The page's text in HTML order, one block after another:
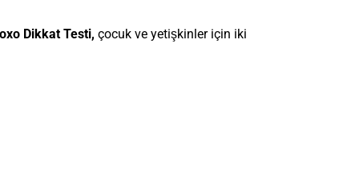
Dikkat Testi, çocuk ve yetişkinler için iki